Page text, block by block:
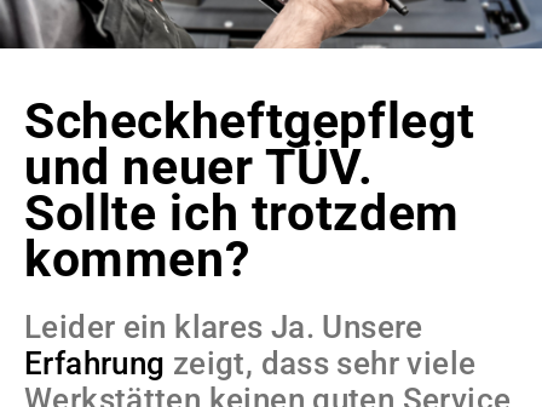
Scheckheftgepflegt
und neuer TÜV.
Sollte ich trotzdem
kommen?
Leider ein klares Ja. Unsere
Erfahrung zeigt, dass sehr viele